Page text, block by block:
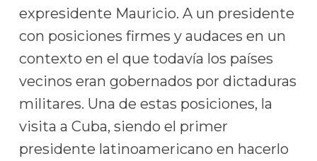
expresidente Mauricio. A un presidente
con posiciones firmes y audaces en un
contexto en el que todavía los países
vecinos eran gobernados por dictaduras
militares. Una de estas posiciones, la
visita a Cuba, siendo el primer
presidente latinoamericano en hacerlo